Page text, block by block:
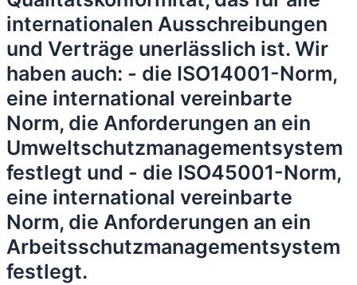
internationalen Ausschreibungen
und Verträge unerlässlich ist. Wir
haben auch: - die ISO14001-Norm,
eine international vereinbarte
Norm, die Anforderungen an ein
Umweltschutzmanagementsystem
festlegt und - die ISO45001-Norm,
eine international vereinbarte
Norm, die Anforderungen an ein
Arbeitsschutzmanagementsystem
festlegt.